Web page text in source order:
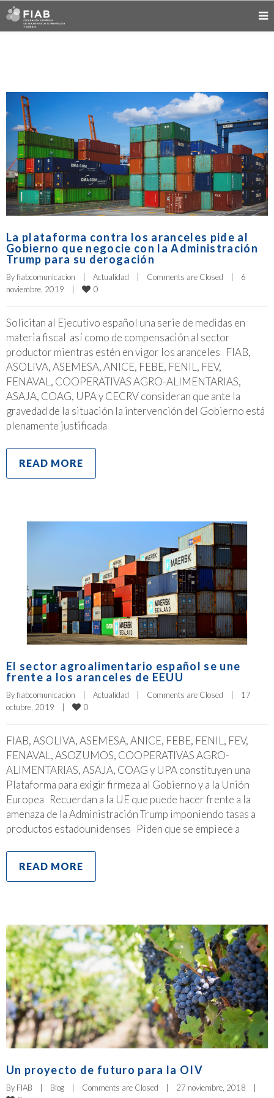
La plataforma contra los aranceles pide al
Gobierno que negocie con la Administración
Trump para su derogación
By fiabcomunicacion Actualidad Comments are Closed
6
noviembre, 2019
0
Solicitan al Ejecutivo español una serie de medidas en
materia fiscal así como de compensación al sector
productor mientras estén en vigor los aranceles FIAB,
ASOLIVA, ASEMESA, ANICE, FEBE, FENIL, FEV,
FENAVAL, COOPERATIVAS AGRO-ALIMENTARIAS,
ASAJA, COAG, UPA y CECRV consideran que ante la
gravedad de la situación la intervención del Gobierno está
plenamente justificada
READ MORE
El sector agroalimentario español se une
frente a los aranceles de EEUU
By fiabcomunicacion Actualidad Comments are Closed
17
octubre, 2019
0
FIAB, ASOLIVA, ASEMESA, ANICE, FEBE, FENIL, FEV,
FENAVAL, ASOZUMOS, COOPERATIVAS AGRO-
ALIMENTARIAS, ASAJA, COAG y UPA constituyen una
Plataforma para exigir firmeza al Gobierno y a la Unión
Europea Recuerdan a la UE que puede hacer frente a la
amenaza de la Administración Trump imponiendo tasas a
productos estadounidenses Piden que se empiece a
READ MORE
Un proyecto de futuro para la OIV
By FIAB Blog Comments are Closed 27 noviembre, 2018